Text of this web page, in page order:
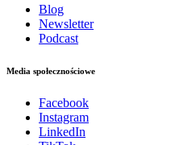
Blog
Newsletter
Podcast
Media społecznościowe
Facebook
Instagram
LinkedIn